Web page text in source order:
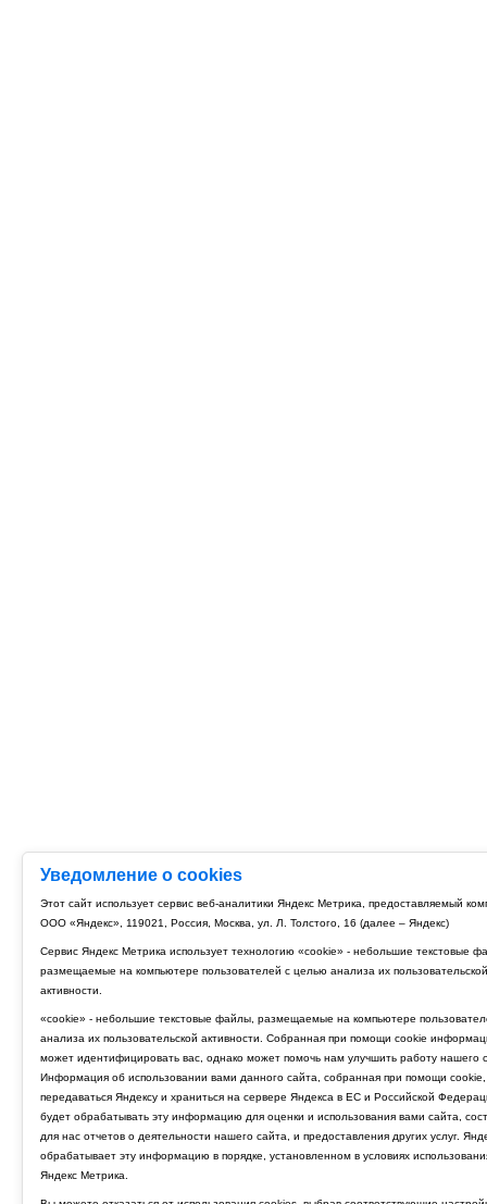
Уведомление о cookies
Этот сайт использует сервис веб-аналитики Яндекс Метрика, предоставляемый
ООО «Яндекс», 119021, Россия, Москва, ул. Л. Толстого, 16 (далее – Яндекс)
Сервис Яндекс Метрика использует технологию «cookie» - небольшие текстовые
размещаемые на компьютере пользователей с целью анализа их пользовательской
активности.
«cookie» - небольшие текстовые файлы, размещаемые на компьютере
анализа их пользовательской активности. Собранная при помощи cookie
может идентифицировать вас, однако может помочь нам улучшить работу нашего
Информация об использовании вами данного сайта, собранная при помощи cookie,
передаваться Яндексу и храниться на сервере Яндекса в ЕС и Российской
будет обрабатывать эту информацию для оценки и использования вами сайта,
для нас отчетов о деятельности нашего сайта, и предоставления других услуг.
обрабатывает эту информацию в порядке, установленном в условиях
Яндекс Метрика.